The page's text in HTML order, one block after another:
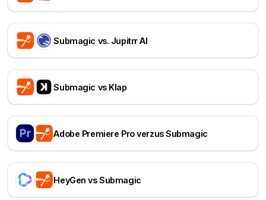
Submagic vs. Jupitrr AI
Submagic vs Klap
Adobe Premiere Pro verzus Submagic
HeyGen vs Submagic